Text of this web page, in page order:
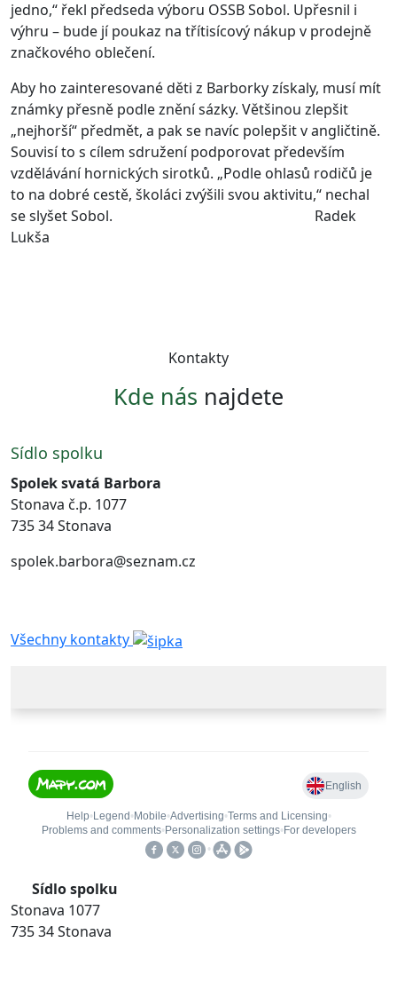
jedno,“ řekl předseda výboru OSSB Sobol. Upřesnil i
výhru – bude jí poukaz na třítisícový nákup v prodejně
značkového oblečení.
Aby ho zainteresované děti z Barborky získaly, musí mít
známky přesně podle znění sázky. Většinou zlepšit
„nejhorší“ předmět, a pak se navíc polepšit v angličtině.
Souvisí to s cílem sdružení podporovat především
vzdělávání hornických sirotků. „Podle ohlasů rodičů je
to na dobré cestě, školáci zvýšili svou aktivitu,“ nechal
se slyšet Sobol. Radek
Lukša
Kontakty
Kde nás najdete
Sídlo spolku
Spolek svatá Barbora
Stonava č.p. 1077
735 34 Stonava
spolek.barbora@seznam.cz
Všechny kontakty
Sídlo spolku
Stonava 1077
735 34 Stonava